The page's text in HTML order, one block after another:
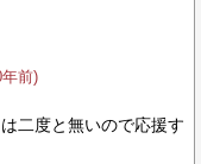
年前)
二度と無いので応援す